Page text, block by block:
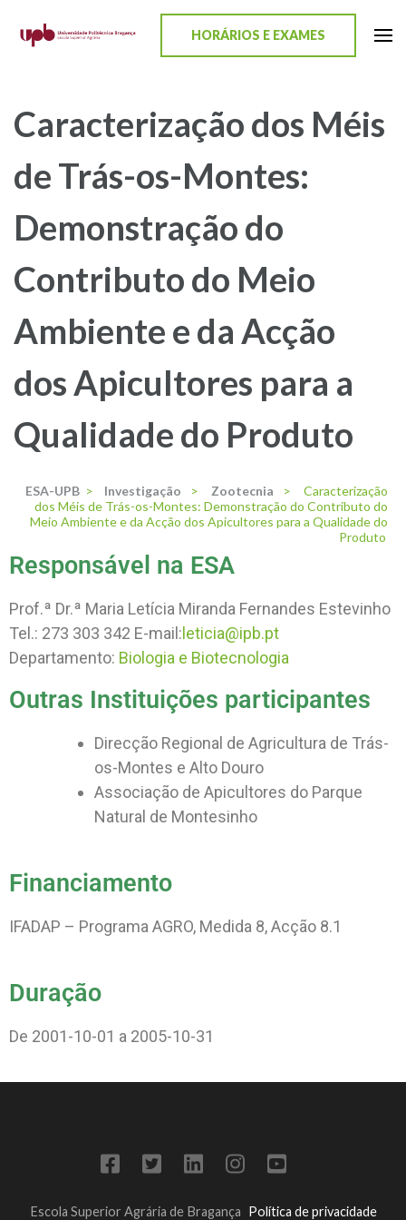
HORÁRIOS E EXAMES
Caracterização dos Méis
de Trás-os-Montes:
Demonstração do
Contributo do Meio
Ambiente e da Acção
dos Apicultores para a
Qualidade do Produto
ESA-UPB > Investigação > Zootecnia >
Caracterização
dos Méis de Trás-os-Montes: Demonstração do Contributo do
Meio Ambiente e da Acção dos Apicultores para a Qualidade do
Produto
Responsável na ESA
Prof.ª Dr.ª Maria Letícia Miranda Fernandes Estevinho
Tel.: 273 303 342 E-mail: leticia@ipb.pt
Departamento: Biologia e Biotecnologia
Outras Instituições participantes
Direcção Regional de Agricultura de Trás-
os-Montes e Alto Douro
Associação de Apicultores do Parque
Natural de Montesinho
Financiamento
IFADAP – Programa AGRO, Medida 8, Acção 8.1
Duração
De 2001-10-01 a 2005-10-31
Escola Superior Agrária de Bragança Política de privacidade